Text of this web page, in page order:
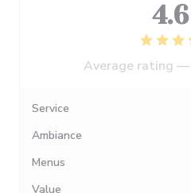
4.6
Average rating —
Service
Ambiance
Menus
Value